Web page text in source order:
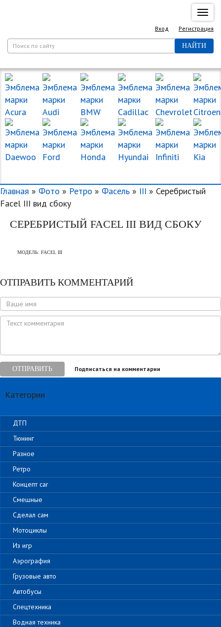
Вход Регистрация
НАЙТИ
Главная » Фото » Ретро » Фасель » III » Серебристый
Facel III вид сбоку
СЕРЕБРИСТЫЙ FACEL III ВИД СБОКУ
МОДЕЛЬ: FACEL III
ОТПРАВИТЬ КОММЕНТАРИЙ
ОТПРАВИТЬ Подписаться на комментарии
Категории
ДТП
Тюнинг
Разное
Ретро
Концепт car
Смешные
Сделал сам
Мотоциклы
Из игр
Аэрография
Грузовые авто
Автобусы
Спецтехника
Водная техника